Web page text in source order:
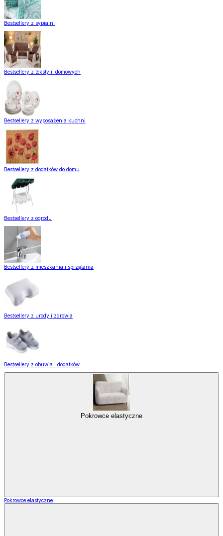
Bestsellery z sypialni
Bestsellery z tekstylii domowych
Bestsellery z wyposażenia kuchni
Bestsellery z dodatków do domu
Bestsellery z ogrodu
Bestsellery z mieszkania i sprzątania
Bestsellery z urody i zdrowia
Bestsellery z obuwia i dodatków
Pokrowce elastyczne
Pokrowce elastyczne